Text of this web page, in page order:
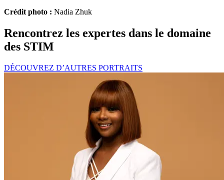
Crédit photo : Nadia Zhuk
Rencontrez les expertes dans le domaine
des STIM
DÉCOUVREZ D’AUTRES PORTRAITS